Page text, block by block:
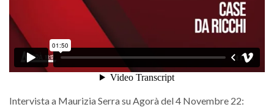
Intervista a Maurizia Serra su Agorà del 4 Novembre 22: